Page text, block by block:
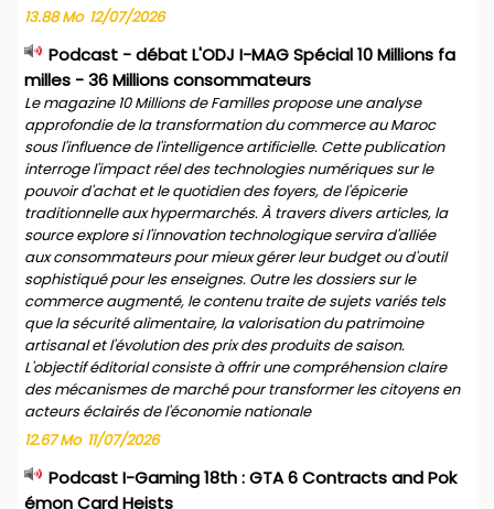
13.88 Mo 12/07/2026
Podcast - débat L'ODJ I-MAG Spécial 10 Millions fa
milles - 36 Millions consommateurs
Le magazine 10 Millions de Familles propose une analyse
approfondie de la transformation du commerce au Maroc
sous l'influence de l'intelligence artificielle. Cette publication
interroge l'impact réel des technologies numériques sur le
pouvoir d'achat et le quotidien des foyers, de l'épicerie
traditionnelle aux hypermarchés. À travers divers articles, la
source explore si l'innovation technologique servira d'alliée
aux consommateurs pour mieux gérer leur budget ou d'outil
sophistiqué pour les enseignes. Outre les dossiers sur le
commerce augmenté, le contenu traite de sujets variés tels
que la sécurité alimentaire, la valorisation du patrimoine
artisanal et l'évolution des prix des produits de saison.
L'objectif éditorial consiste à offrir une compréhension claire
des mécanismes de marché pour transformer les citoyens en
acteurs éclairés de l'économie nationale
12.67 Mo 11/07/2026
Podcast I-Gaming 18th : GTA 6 Contracts and Pok
émon Card Heists